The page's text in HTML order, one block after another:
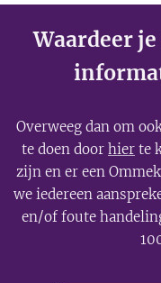
Waardeer
Overweeg dan om
te doen door hier te
zijn en er een
we iedereen
en/of foute